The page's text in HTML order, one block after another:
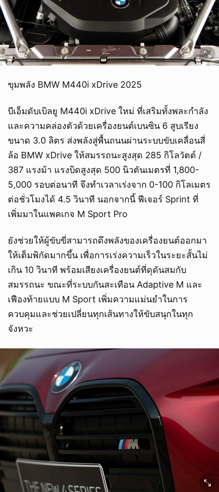
ขุมพลัง BMW M440i xDrive 2025
บีเอ็มดับเบิลยู M440i xDrive ใหม่ ที่เสริมทั้งพละกำลัง
และความคล่องตัวด้วยเครื่องยนต์เบนซิน 6 สูบเรียง
ขนาด 3.0 ลิตร ส่งพลังสู่พื้นถนนผ่านระบบขับเคลื่อนสี่
ล้อ BMW xDrive ให้สมรรถนะสูงสุด 285 กิโลวัตต์ /
387 แรงม้า แรงบิดสูงสุด 500 นิวตันเมตรที่ 1,800-
5,000 รอบต่อนาที จึงทำเวลาเร่งจาก 0-100 กิโลเมตร
ต่อชั่วโมงได้ 4.5 วินาที นอกจากนี้ ฟีเจอร์ Sprint ที่
เพิ่มมาในแพคเกจ M Sport Pro
ยังช่วยให้ผู้ขับขี่สามารถดึงพลังของเครื่องยนต์ออกมา
ให้เต็มพิกัดมากขึ้น เพื่อการเร่งความเร็วในระยะสั้นไม่
เกิน 10 วินาที พร้อมเสียงเครื่องยนต์ที่ดุดันสมกับ
สมรรถนะ ขณะที่ระบบกันสะเทือน Adaptive M และ
เฟืองท้ายแบบ M Sport เพิ่มความแม่นยำในการ
ควบคุมและช่วยเปลี่ยนทุกเส้นทางให้ขับสนุกในทุก
จังหวะ